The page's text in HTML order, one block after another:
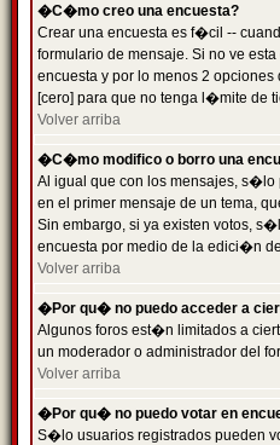
�C�mo creo una encuesta?
Crear una encuesta es f�cil --
formulario de mensaje. Si no ve
encuesta y por lo menos 2
[cero] para que no tenga l�mite de
Volver arriba
�C�mo modifico o borro una
Al igual que con los mensajes, s�lo
en el primer mensaje de un tema,
Sin embargo, si ya existen votos,
encuesta por medio de la edici�n
Volver arriba
�Por qu� no puedo acceder a
Algunos foros est�n limitados a
un moderador o administrador del
Volver arriba
�Por qu� no puedo votar en
S�lo usuarios registrados pueden